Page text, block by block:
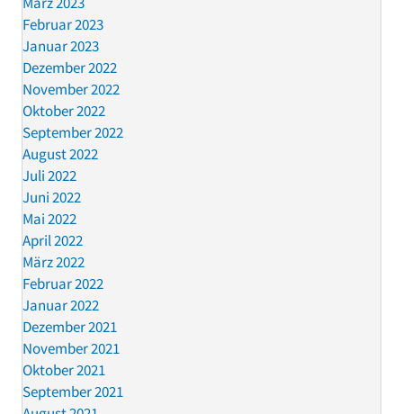
Februar 2023
Januar 2023
Dezember 2022
November 2022
Oktober 2022
September 2022
August 2022
Juli 2022
Juni 2022
Mai 2022
April 2022
März 2022
Februar 2022
Januar 2022
Dezember 2021
November 2021
Oktober 2021
September 2021